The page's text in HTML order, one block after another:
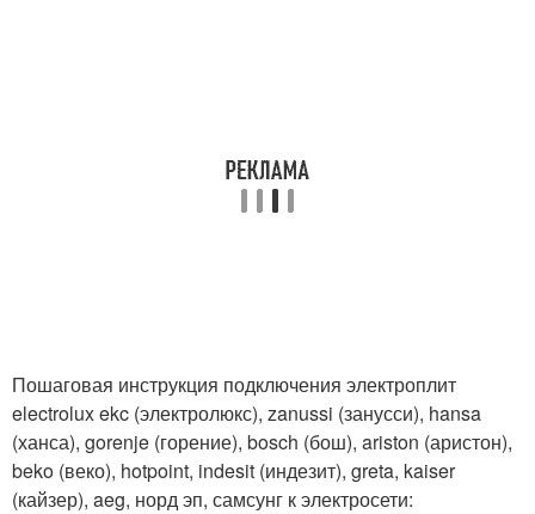
Пошаговая инструкция подключения электроплит
electrolux ekc (электролюкс), zanussi (занусси), hansa
(ханса), gorenje (горение), bosch (бош), ariston (аристон),
beko (веко), hotpoint, indesit (индезит), greta, kaiser
(кайзер), aeg, норд эп, самсунг к электросети: